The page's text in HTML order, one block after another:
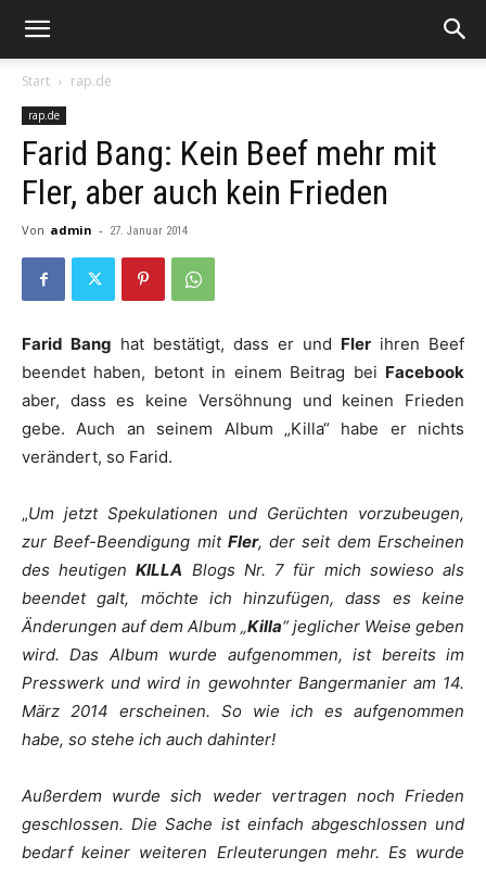
Start rap.de
rap.de
Farid Bang: Kein Beef mehr mit
Fler, aber auch kein Frieden
Von admin - 27. Januar 2014
Farid Bang hat bestätigt, dass er und Fler ihren Beef
beendet haben, betont in einem Beitrag bei Facebook
aber, dass es keine Versöhnung und keinen Frieden
gebe. Auch an seinem Album „Killa“ habe er nichts
verändert, so Farid.
„Um jetzt Spekulationen und Gerüchten vorzubeugen,
zur Beef-Beendigung mit Fler, der seit dem Erscheinen
des heutigenKILLA Blogs Nr. 7 für mich sowieso als
beendet galt, möchte ich hinzufügen, dass es keine
Änderungen auf dem Album „Killa“ jeglicher Weise geben
wird. Das Album wurde aufgenommen, ist bereits im
Presswerk und wird in gewohnter Bangermanier am 14.
März 2014 erscheinen. So wie ich es aufgenommen
habe, so stehe ich auch dahinter!
Außerdem wurde sich weder vertragen noch Frieden
geschlossen. Die Sache ist einfach abgeschlossen und
bedarf keiner weiteren Erleuterungen mehr. Es wurde